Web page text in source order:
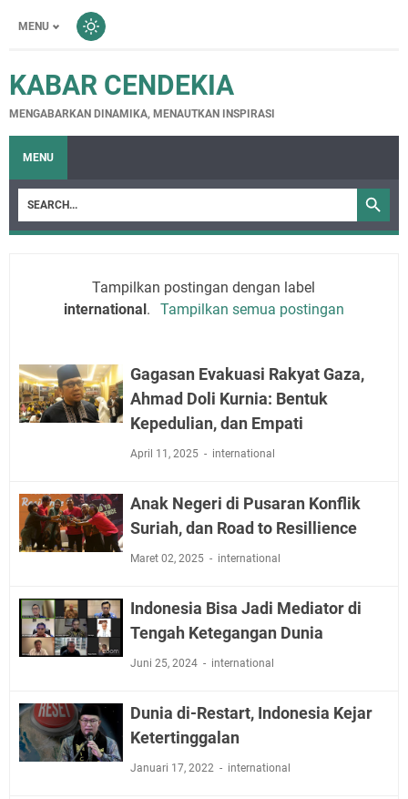
MENU
KABAR CENDEKIA
MENGABARKAN DINAMIKA, MENAUTKAN INSPIRASI
MENU
Tampilkan postingan dengan label
international. Tampilkan semua postingan
Gagasan Evakuasi Rakyat Gaza,
Ahmad Doli Kurnia: Bentuk
Kepedulian, dan Empati
April 11, 2025 international
Anak Negeri di Pusaran Konflik
Suriah, dan Road to Resillience
Maret 02, 2025 international
Indonesia Bisa Jadi Mediator di
Tengah Ketegangan Dunia
Juni 25, 2024 international
Dunia di-Restart, Indonesia Kejar
Ketertinggalan
Januari 17, 2022 international